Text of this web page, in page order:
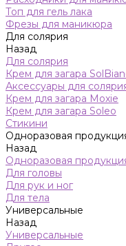
Топ для гель лака
Фрезы для маникюра
Для солярия
Назад
Для солярия
Крем для загара
Аксессуары для
Крем для загара Moxie
Крем для загара Soleo
Стикини
Одноразовая
Назад
Одноразовая
Для головы
Для рук и ног
Для тела
Универсальные
Назад
Универсальные